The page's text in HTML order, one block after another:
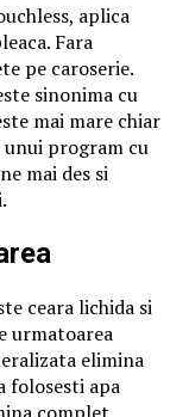
aplica
Fara
pe caroserie.
sinonima cu
mai mare chiar
program cu
mai des si
ceara lichida si
urmatoarea
elimina
folosesti apa